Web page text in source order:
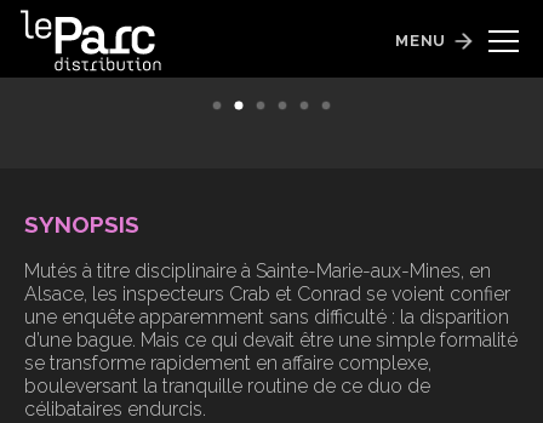
MENU
Sortie le 17 juin 2026
Sortie le 17 juin 2026
SYNOPSIS
Mutés à titre disciplinaire à Sainte-Marie-aux-Mines, en
Alsace, les inspecteurs Crab et Conrad se voient confier
une enquête apparemment sans difficulté : la disparition
d’une bague. Mais ce qui devait être une simple formalité
se transforme rapidement en affaire complexe,
bouleversant la tranquille routine de ce duo de
célibataires endurcis.